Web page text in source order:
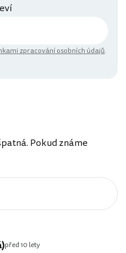
zpracování osobních údajů.
Pokud známe
před 10 lety